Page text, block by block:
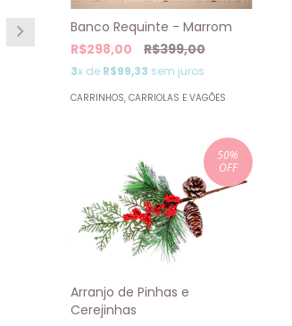
Banco Requinte - Marrom
R$298,00
R$399,00
3x de R$99,33 sem juros
CARRINHOS, CARRIOLAS E VAGÕES
50%
OFF
Arranjo de Pinhas e
Cerejinhas